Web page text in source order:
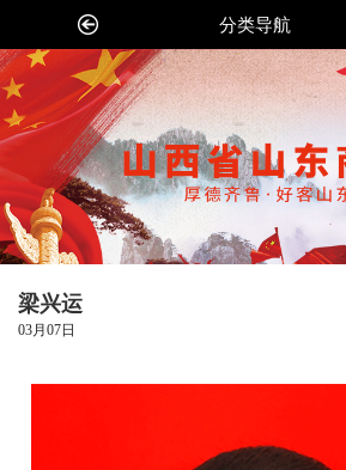
分类导航
梁兴运
03月07日